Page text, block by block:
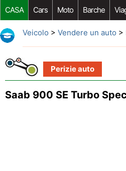
CASA Cars Moto Barche
Riparazione Auto Acquisto Auto
Veicolo > Vendere un auto >
Perizie auto
Saab 900 SE Turbo